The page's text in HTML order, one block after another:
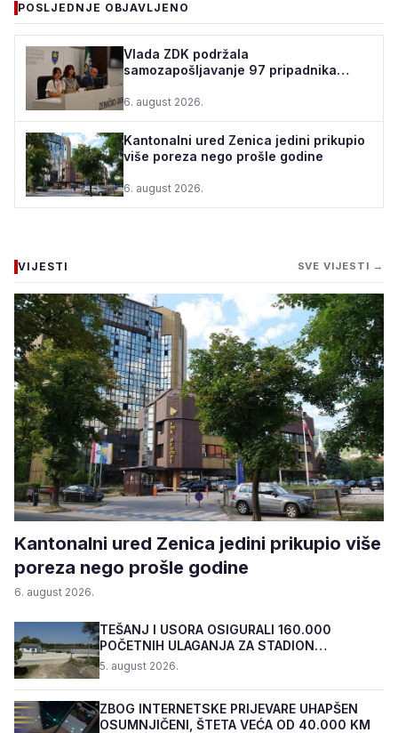
ZBOG INTERNETSKE
PRIJEVARE UHAPŠEN
OSUMNJIČENI, ŠTETA VEĆA
OD 40.000 KM
5. august 2026.•201 pregleda
POSLJEDNJE OBJAVLJENO
Vlada ZDK podržala
samozapošljavanje 97 pripadnika
podrž...
6. august 2026.
Kantonalni ured Zenica jedini prikupio
više poreza nego prošle godine
6. august 2026.
VIJESTI SVE VIJESTI →
Kantonalni ured Zenica jedini prikupio više
poreza nego prošle godine
6. august 2026.
TEŠANJ I USORA OSIGURALI 160.000
POČETNIH ULAGANJA ZA STADION
„TOPOLIK“
5. august 2026.
ZBOG INTERNETSKE PRIJEVARE UHAPŠEN
OSUMNJIČENI, ŠTETA VEĆA OD 40.000 KM